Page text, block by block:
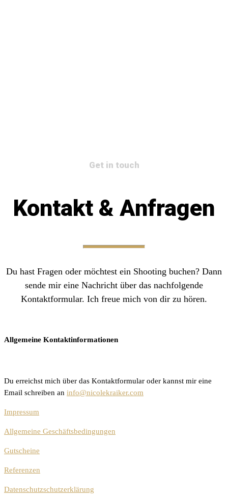
Get in touch
Kontakt & Anfragen
Du hast Fragen oder möchtest ein Shooting buchen? Dann
sende mir eine Nachricht über das nachfolgende
Kontaktformular. Ich freue mich von dir zu hören.
Allgemeine Kontaktinformationen
Du erreichst mich über das Kontaktformular oder kannst mir eine
Email schreiben an info@nicolekraiker.com
Impressum
Allgemeine Geschäftsbedingungen
Gutscheine
Referenzen
Datenschutzschutzerklärung